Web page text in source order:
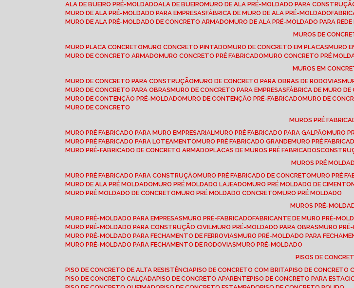
ALA DE BUEIRO PRÉ-MOLDADO ALA DE BUEIRO MURO DE ALA PRÉ-MOLDADO PARA
MURO DE ALA PRÉ-MOLDADO PARA EMPRESAS FÁBRICA DE MURO DE ALA PRÉ-MOLDADO
MURO DE ALA PRÉ-MOLDADO DE CONCRETO ARMADO
MURO DE ALA PRÉ-MOLDADO PARA
MUROS DE
MURO PLACA CONCRETO
MURO CONCRETO PINTADO MURO DE CONCRETO EM PLACAS MURO
MURO DE CONCRETO ARMADO
MURO CONCRETO PRÉ FABRICADO MURO CONCRETO PRÉ
MUROS EM
MURO DE CONCRETO PARA CONSTRUÇÃO
MURO DE CONCRETO PARA OBRAS DE RODOVIAS
MURO DE CONCRETO PARA OBRAS
MURO DE CONCRETO PARA EMPRESAS FÁBRICA DE MURO
MURO DE CONTENÇÃO PRÉ-MOLDADO
MURO DE CONTENÇÃO PRÉ-FABRICADO MURO DE
MURO DE CONCRETO
MUROS PRÉ
MURO PRÉ FABRICADO PARA MURO EMPRESARIAL
MURO PRÉ FABRICADO PARA GALPÃO MURO
MURO PRÉ FABRICADO PARA LOTEAMENTO
MURO PRÉ FABRICADO GRANDE MURO PRÉ
MURO PRÉ-FABRICADO DE CONCRETO ARMADO PLACAS DE MUROS PRÉ FABRICADOS
MUROS PRÉ
MURO PRÉ FABRICADO PARA CONSTRUÇÃO
MURO PRÉ FABRICADO DE CONCRETO MURO PRÉ
MURO DE ALA PRÉ MOLDADO
MURO PRÉ MOLDADO LAJEADO MURO PRÉ MOLDADO DE CIMENTO
MURO PRÉ MOLDADO DE CONCRETO
MURO PRÉ MOLDADO CONCRETO
MURO PRÉ MOLDADO
MUROS PRÉ-
MURO PRÉ-MOLDADO PARA EMPRESAS
MURO PRÉ-FABRICADO FABRICANTE DE MURO PRÉ-
MURO PRÉ-MOLDADO PARA CONSTRUÇÃO CIVIL
MURO PRÉ-MOLDADO PARA OBRAS
MURO
MURO PRÉ-MOLDADO PARA FECHAMENTO DE FERROVIAS
MURO PRÉ-MOLDADO PARA
MURO PRÉ-MOLDADO PARA FECHAMENTO DE RODOVIAS
MURO PRÉ-MOLDADO
PISOS DE
PISO DE CONCRETO DE ALTA RESISTÊNCIA PISO DE CONCRETO COM BRITA PISO DE CONCRETO
PISO DE CONCRETO CALÇADA PISO DE CONCRETO APARENTE PISO DE CONCRETO PARA